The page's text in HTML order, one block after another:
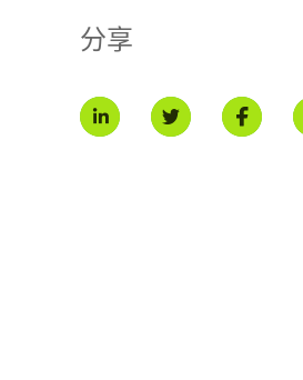
分享